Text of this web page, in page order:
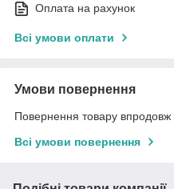
Оплата на рахунок
Всі умови оплати
Умови повернення
Повернення товару впродовж
Всі умови повернення